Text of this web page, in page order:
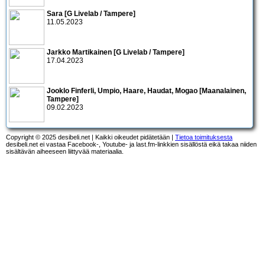
Sara [G Livelab / Tampere]
11.05.2023
Jarkko Martikainen [G Livelab / Tampere]
17.04.2023
Jooklo Finferli, Umpio, Haare, Haudat, Mogao [Maanalainen,
Tampere]
09.02.2023
Copyright © 2025 desibeli.net | Kaikki oikeudet pidätetään | Tietoa toimituksesta
desibeli.net ei vastaa Facebook-, Youtube- ja last.fm-linkkien sisällöstä eikä takaa niiden
sisältävän aiheeseen liittyvää materiaalia.